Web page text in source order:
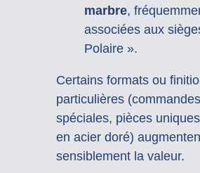
marbre,
associées aux
Polaire ».
Certains formats ou
particulières (commandes
spéciales, pièces
en acier doré)
sensiblement la valeur.